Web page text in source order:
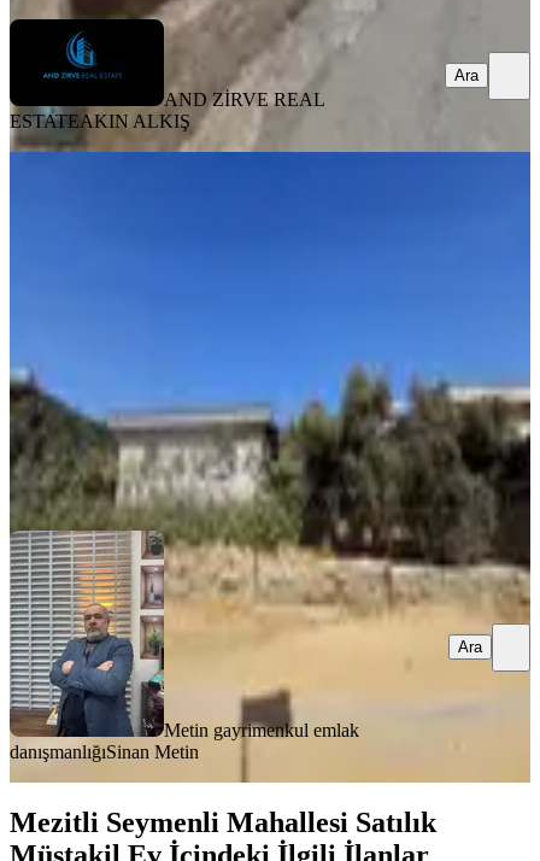
AND ZİRVE REAL
ESTATEAKIN ALKIŞ
Ara
Metin gayrimenkul emlak danışmanlığı Sinan Metin
Ara
Metin gayrimenkul emlak
danışmanlığıSinan Metin
Ara
Mezitli Seymenli Mahallesi Satılık